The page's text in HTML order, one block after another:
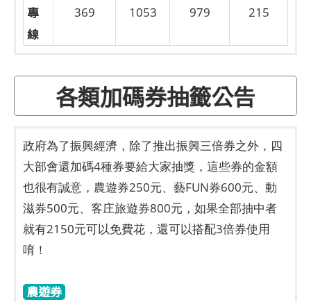
專
線
369
1053
979
215
各類加碼券抽籤公告
政府為了振興經濟，除了推出振興三倍券之外，四
大部會還加碼4種券要給大家抽獎，這些券的金額
也很有誠意，農遊券250元、藝FUN券600元、動
滋券500元、客庄旅遊券800元，如果全部抽中者
就有2150元可以免費花，還可以搭配3倍券使用
唷！
農遊券